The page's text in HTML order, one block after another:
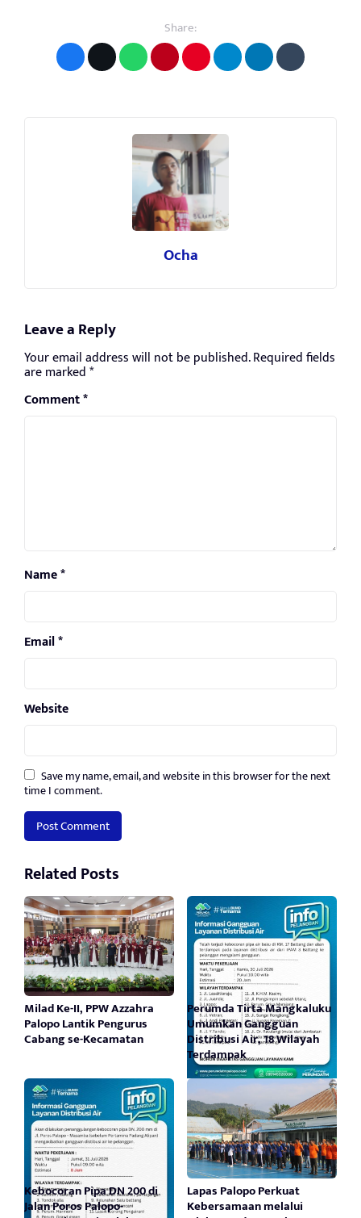
Share:
Ocha
Leave a Reply
Your email address will not be published.Required fields
are marked*
Comment*
Name*
Email*
Website
Save my name, email, and website in this browser for the next
time I comment.
Related Posts
Milad Ke-II, PPW Azzahra
Palopo Lantik Pengurus
Cabang se-Kecamatan
Perumda Tirta Mangkaluku
Umumkan Gangguan
Distribusi Air, 18 Wilayah
Terdampak
Kebocoran Pipa DN 200 di
Jalan Poros Palopo-
Lapas Palopo Perkuat
Kebersamaan melalui